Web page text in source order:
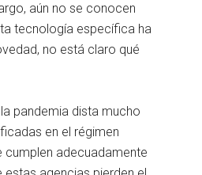
aún no se conocen
tecnología específica ha
no está claro qué
pandemia dista mucho
en el régimen
cumplen adecuadamente